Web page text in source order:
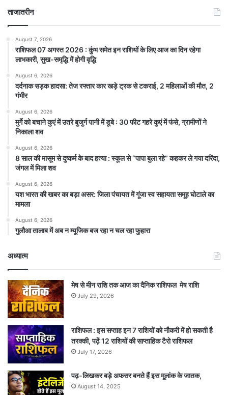
ताजातरीन
August 7, 2026
राशिफल 07 अगस्त 2026 : कुंभ समेत इन राशियों के लिए आज का दिन रहेगा
लाभकारी, सुख-समृद्धि में होगी वृद्धि
August 6, 2026
दर्दनाक सड़क हादसा: तेज रफ्तार कार खड़े ट्रक से टकराई, 2 महिलाओं की मौत, 2
गंभीर
August 6, 2026
मुर्गे को बचाने कुएं में उतरे बुजुर्ग पानी में डूबे : 30 फीट गहरे कुएं में फंसे, ग्रामीणों ने
निकाला शव
August 6, 2026
8 साल की मासूम से दुष्कर्म के बाद हत्या : स्कूल से “पापा बुला रहे” कहकर ले गया दरिंदा,
जंगल में मिला शव
August 6, 2026
यश भारत की खबर का बड़ा असर: जिला पंचायत में गूंजा स्व सहायता समूह घोटाले का
मामला
August 6, 2026
गुलौआ तालाब में अब न म्यूजिक बज रहा न चल रहा फुहारा
अध्यात्म
मेष से मीन राशि तक आज का दैनिक राशिफल मेष राशि
July 29, 2026
राशिफल : इस सप्ताह इन 7 राशियों को नौकरी में हो सकती है
तरक्की, पढ़ें 12 राशियों की साप्ताहिक टैरो राशिफल
July 17, 2026
पढ़-लिखकर बड़े अफसर बनते हैं इस मूलांक के जातक,
August 14, 2025